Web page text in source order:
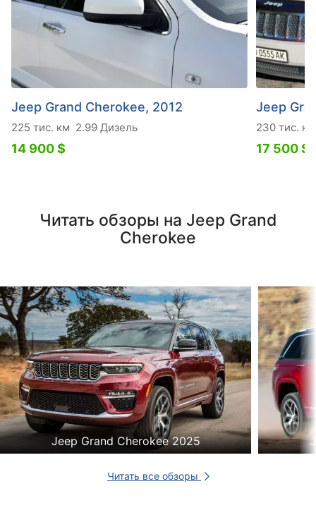
Jeep Grand Cherokee, 2012
225 тис. км 2.99 Дизель
14 900 $
Jeep
230 тис. км
17 500 $
Читать обзоры на Jeep Grand
Cherokee
Jeep Grand Cherokee 2025
Читать все обзоры